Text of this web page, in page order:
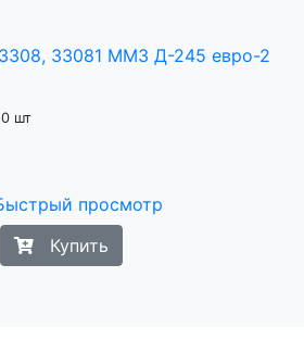
33081 ММЗ Д-245 евро-2
шт
просмотр
Купить